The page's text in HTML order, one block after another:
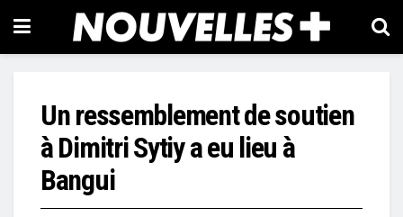
Un ressemblement de soutien
à Dimitri Sytiy a eu lieu à
Bangui